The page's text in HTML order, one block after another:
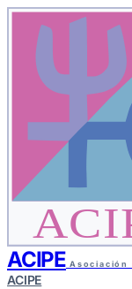
ACIPE Asociación
ACIPE